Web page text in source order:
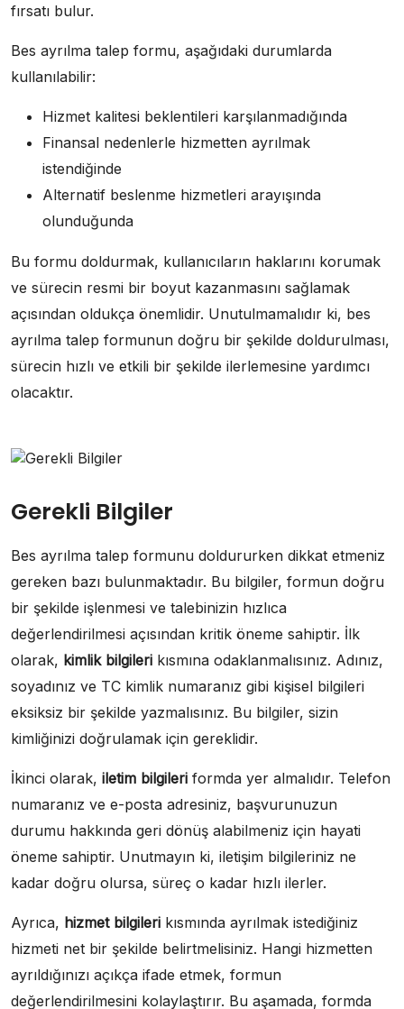
fırsatı bulur.
Bes ayrılma talep formu, aşağıdaki durumlarda
kullanılabilir:
Hizmet kalitesi beklentileri karşılanmadığında
Finansal nedenlerle hizmetten ayrılmak
istendiğinde
Alternatif beslenme hizmetleri arayışında
olunduğunda
Bu formu doldurmak, kullanıcıların haklarını korumak
ve sürecin resmi bir boyut kazanmasını sağlamak
açısından oldukça önemlidir. Unutulmamalıdır ki, bes
ayrılma talep formunun doğru bir şekilde doldurulması,
sürecin hızlı ve etkili bir şekilde ilerlemesine yardımcı
olacaktır.
Gerekli Bilgiler
Bes ayrılma talep formunu doldururken dikkat etmeniz
gereken bazı bulunmaktadır. Bu bilgiler, formun doğru
bir şekilde işlenmesi ve talebinizin hızlıca
değerlendirilmesi açısından kritik öneme sahiptir. İlk
olarak, kimlik bilgileri kısmına odaklanmalısınız. Adınız,
soyadınız ve TC kimlik numaranız gibi kişisel bilgileri
eksiksiz bir şekilde yazmalısınız. Bu bilgiler, sizin
kimliğinizi doğrulamak için gereklidir.
İkinci olarak, iletim bilgileri formda yer almalıdır. Telefon
numaranız ve e-posta adresiniz, başvurunuzun
durumu hakkında geri dönüş alabilmeniz için hayati
öneme sahiptir. Unutmayın ki, iletişim bilgileriniz ne
kadar doğru olursa, süreç o kadar hızlı ilerler.
Ayrıca, hizmet bilgileri kısmında ayrılmak istediğiniz
hizmeti net bir şekilde belirtmelisiniz. Hangi hizmetten
ayrıldığınızı açıkça ifade etmek, formun
değerlendirilmesini kolaylaştırır. Bu aşamada, formda